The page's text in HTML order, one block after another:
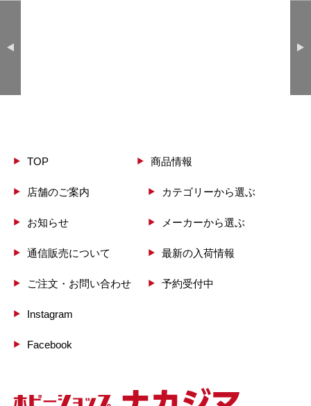
AVI MODELS
AZ model
TOP
店舗のご案内
お知らせ
通信販売について
ご注文・お問い合わせ
Instagram
Facebook
商品情報
カテゴリーから選ぶ
メーカーから選ぶ
最新の入荷情報
予約受付中